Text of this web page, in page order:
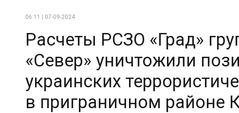
06:11 | 07-09-2024
Расчеты РСЗО «Град»
«Север» уничтожили
украинских
в приграничном районе